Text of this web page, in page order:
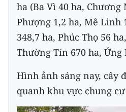
ha (Ba Vì 40 ha, Chương
Phượng 1,2 ha, Mê Linh
348,7 ha, Phúc Thọ 56
Thường Tín 670 ha, Ứng
Hình ảnh sáng nay, cây
quanh khu vực chung